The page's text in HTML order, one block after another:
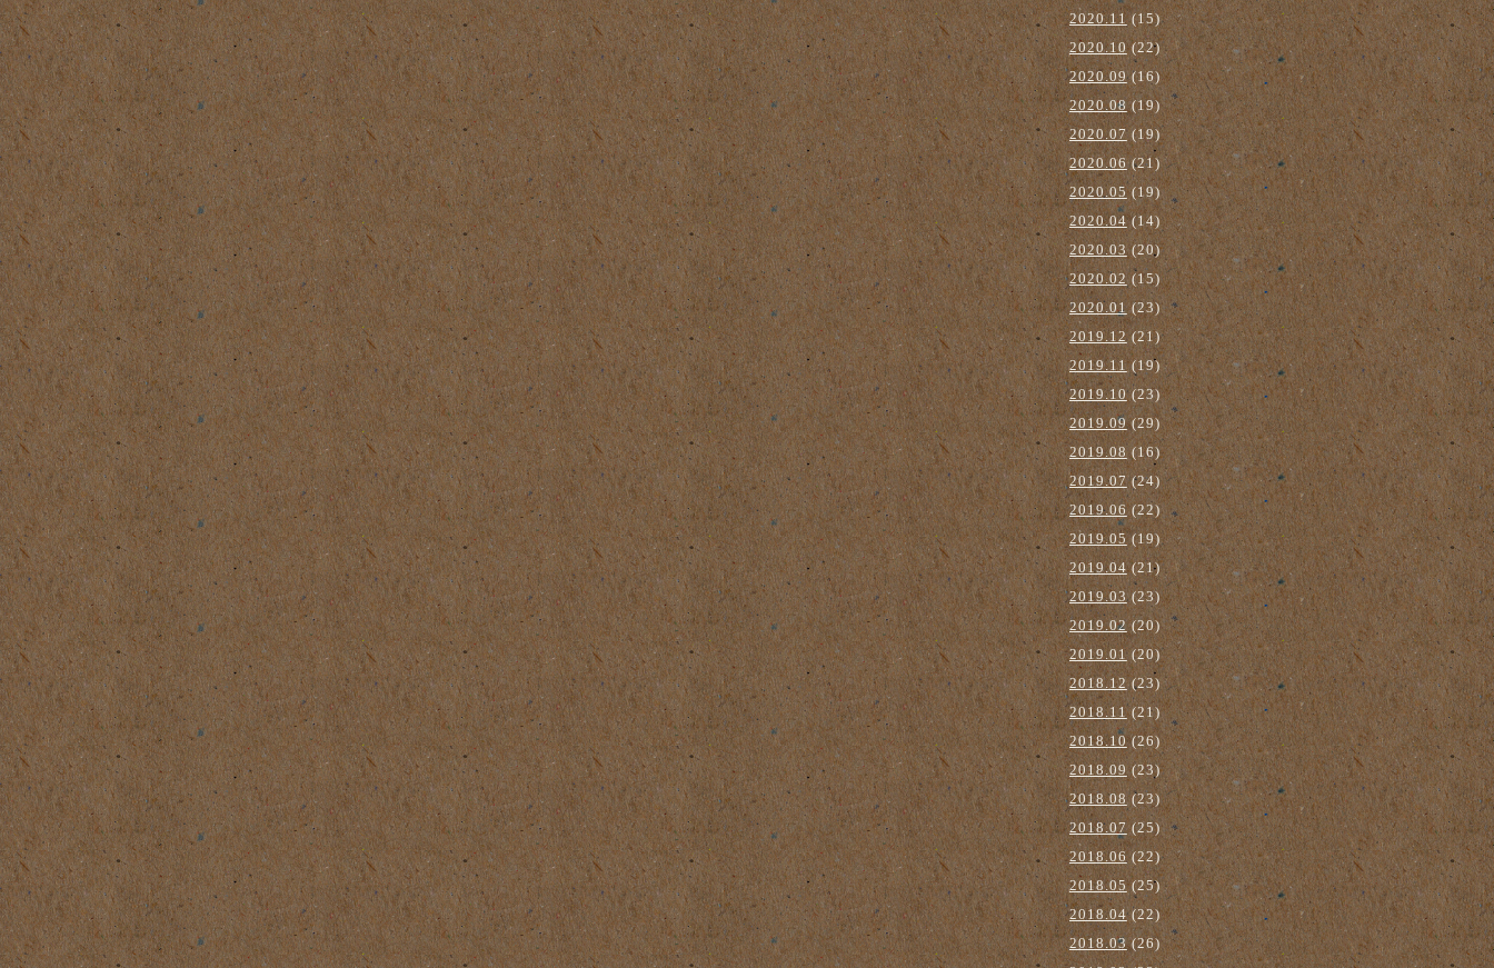
2020.11 (15)
2020.10(22)
2020.09(16)
2020.08 (19)
2020.07(19)
2020.06 (21)
2020.05(19)
2020.04(14)
2020.03(20)
2020.02(15)
2020.01 (23)
2019.12(21)
2019.11(19)
2019.10(23)
2019.09(29)
2019.08 (16)
2019.07 (24)
2019.06(22)
2019.05(19)
2019.04(21)
2019.03(23)
2019.02 (20)
2019.01(20)
2018.12 (23)
2018.11(21)
2018.10(26)
2018.09(23)
2018.08(23)
2018.07(25)
2018.06 (22)
2018.05(25)
2018.04(22)
2018.03(26)